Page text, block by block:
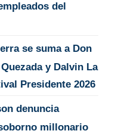
del
se suma a Don
y Dalvin La
Presidente 2026
denuncia
millonario